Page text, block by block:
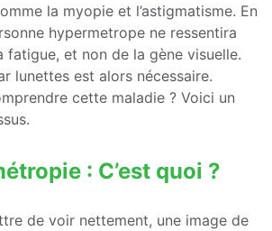
la myopie et l’astigmatisme. En
hypermetrope ne ressentira
fatigue, et non de la gène visuelle.
lunettes est alors nécessaire.
cette maladie ? Voici un
: C’est quoi ?
de voir nettement, une image de